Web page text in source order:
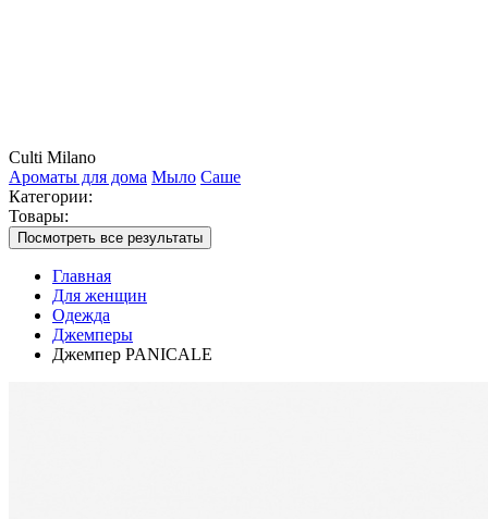
Culti Milano
Ароматы для дома Мыло Саше
Категории:
Товары:
Посмотреть все результаты
Главная
Для женщин
Одежда
Джемперы
Джемпер PANICALE